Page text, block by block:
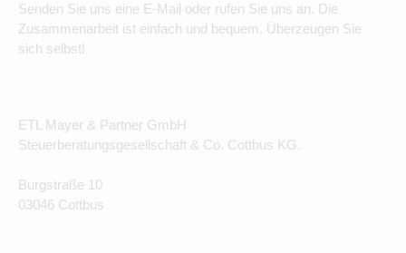
Senden Sie uns eine E-Mail oder rufen Sie uns an. Die
Zusammenarbeit ist einfach und bequem. Überzeugen Sie
sich selbst!
ETL Mayer & Partner GmbH
Steuerberatungsgesellschaft & Co. Cottbus KG.
Burgstraße 10
03046 Cottbus